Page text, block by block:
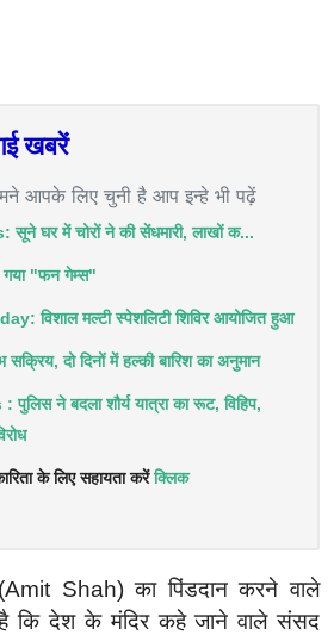
खबरें
आपके लिए चुनी है आप इन्हे भी पढ़ें
घर में चोरों ने की सेंधमारी, लाखों क...
गया "फन गेम्स"
विशाल मल्टी स्पेशलिटी शिविर आयोजित हुआ
सक्रिय, दो दिनों में हल्की बारिश का अनुमान
ने बदला शौर्य यात्रा का रूट, विहिप,
के लिए सहायता करेंक्लिक
Shah) का पिंडदान करने वाले
है कि देश के मंदिर कहे जाने वाले संसद